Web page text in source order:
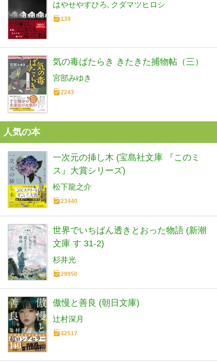
はやせやすひろ クダマツヒロシ
139
気の毒ばたらき きたきた捕物帖（三）
宮部みゆき
2243
人気の本
一次元の挿し木 (宝島社文庫 『このミ
ス』大賞シリーズ)
松下龍之介
23440
世界でいちばん透きとおった物語 (新潮
文庫 す 31-2)
杉井光
29950
傲慢と善良 (朝日文庫)
辻村深月
42517